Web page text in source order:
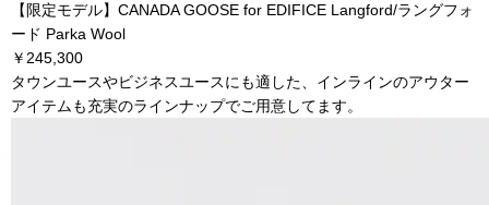
【限定モデル】CANADA GOOSE for EDIFICE Langford/ラングフォ
ード Parka Wool
￥245,300
タウンユースやビジネスユースにも適した、インラインのアウター
アイテムも充実のラインナップでご用意してます。